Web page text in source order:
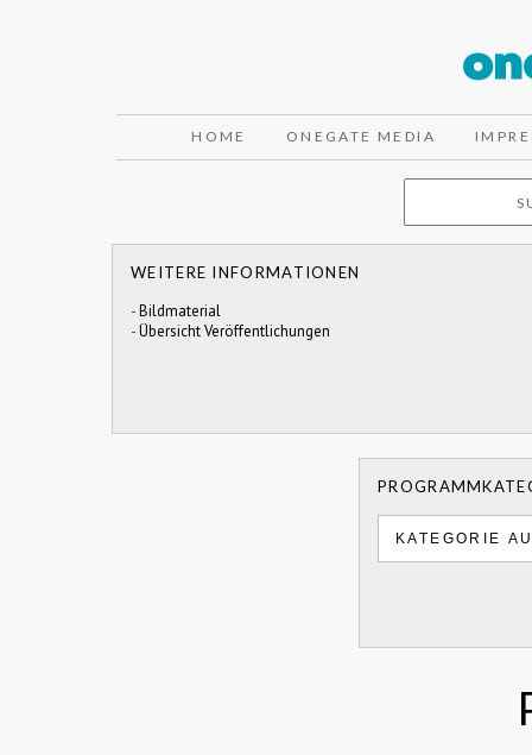
HOME ONEGATE MEDIA
WEITERE INFORMATIONEN
-Bildmaterial
-Übersicht Veröffentlichungen